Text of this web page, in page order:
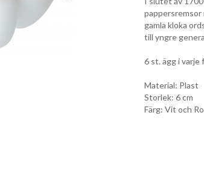
pappersremsor
gamla kloka
till yngre
6 st. ägg i
Material: Plast
Storlek: 6 cm
Färg: Vit och